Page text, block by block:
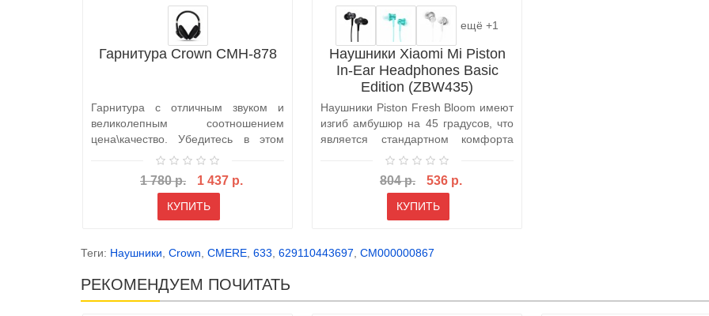
Гарнитура Crown CMH-878
Гарнитура с отличным звуком и
великолепным соотношением
цена\качество. Убедитесь в этом
сами, исполь..
1 780 р. 1 437 р.
КУПИТЬ
ещё +1
Наушники Xiaomi Mi Piston
In-Ear Headphones Basic
Edition (ZBW435)
Наушники Piston Fresh Bloom имеют
изгиб амбушюр на 45 градусов, что
является стандартном комфорта
804 р. 536 р.
КУПИТЬ
Теги: Наушники Crown CMERE 633 629110443697 CM000000867
РЕКОМЕНДУЕМ ПОЧИТАТЬ